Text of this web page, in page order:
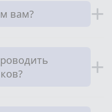
вам? +
+